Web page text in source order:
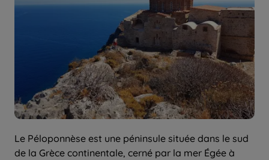
Le Péloponnèse est une péninsule située dans le sud
de la Grèce continentale, cerné par la mer Égée à